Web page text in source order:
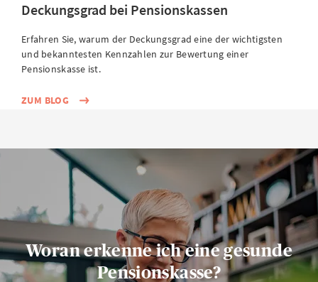
Deckungsgrad bei Pensionskassen
Erfahren Sie, warum der Deckungsgrad eine der wichtigsten
und bekanntesten Kennzahlen zur Bewertung einer
Pensionskasse ist.
ZUM BLOG
Woran erkenne ich eine gesunde
Pensionskasse?